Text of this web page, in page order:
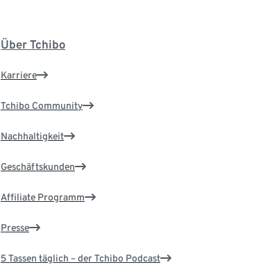
Über Tchibo
Karriere
Tchibo Community
Nachhaltigkeit
Geschäftskunden
Affiliate Programm
Presse
5 Tassen täglich – der Tchibo Podcast